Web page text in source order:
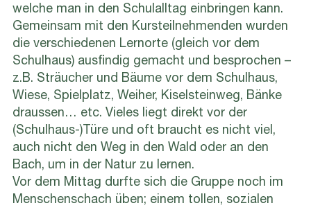
welche man in den Schulalltag einbringen kann.
Gemeinsam mit den Kursteilnehmenden wurden
die verschiedenen Lernorte (gleich vor dem
Schulhaus) ausfindig gemacht und besprochen –
z.B. Sträucher und Bäume vor dem Schulhaus,
Wiese, Spielplatz, Weiher, Kiselsteinweg, Bänke
draussen… etc. Vieles liegt direkt vor der
(Schulhaus-)Türe und oft braucht es nicht viel,
auch nicht den Weg in den Wald oder an den
Bach, um in der Natur zu lernen.
Vor dem Mittag durfte sich die Gruppe noch im
Menschenschach üben; einem tollen, sozialen